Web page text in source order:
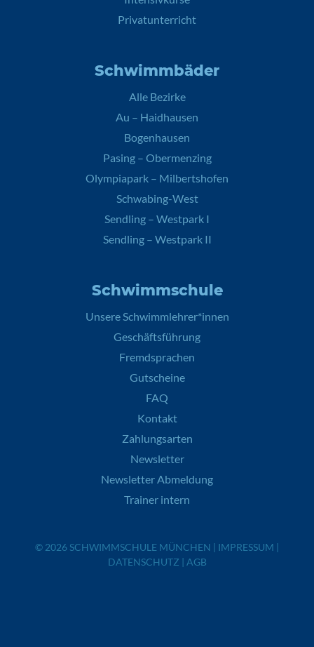
Privatunterricht
Schwimmbäder
Alle Bezirke
Au – Haidhausen
Bogenhausen
Pasing – Obermenzing
Olympiapark – Milbertshofen
Schwabing-West
Sendling – Westpark I
Sendling – Westpark II
Schwimmschule
Unsere Schwimmlehrer*innen
Geschäftsführung
Fremdsprachen
Gutscheine
FAQ
Kontakt
Zahlungsarten
Newsletter
Newsletter Abmeldung
Trainer intern
© 2026 SCHWIMMSCHULE MÜNCHEN | IMPRESSUM |
DATENSCHUTZ | AGB